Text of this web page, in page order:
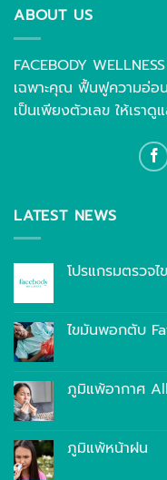
ABOUT US
FACEBODY
เฉพาะคุณ ฟื้นฟูความอ่อน
เป็นเพียงตัวเลข ให้เราดู
LATEST NEWS
โปรแกรมตรวจ
ไขมันพอกตับ
ภูมิแพ้อากาศ
ภูมิแพ้หน้าฝน